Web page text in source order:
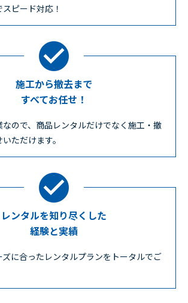
ピード対応！
施工から撤去まで
すべてお任せ！
ので、商品レンタルだけでなく施工・撤
ただけます。
レンタルを知り尽くした
経験と実績
ズに合ったレンタルプランをトータルでご